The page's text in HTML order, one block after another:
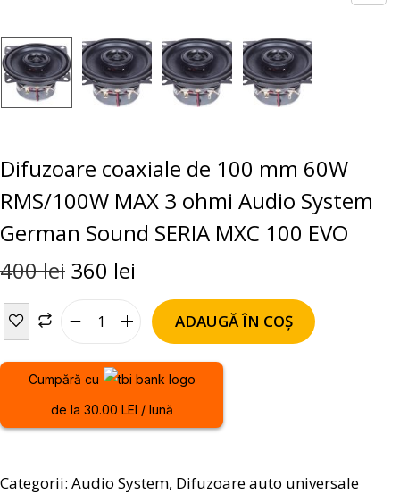
Difuzoare coaxiale de 100 mm 60W
RMS/100W MAX 3 ohmi Audio System
German Sound SERIA MXC 100 EVO
400lei 360 lei
ADAUGĂ ÎN COȘ
Cumpără cu
de la 30.00 LEI / lună
Categorii: Audio System, Difuzoare auto universale